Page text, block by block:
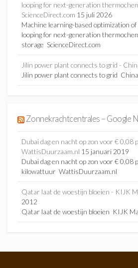
looping for next-generation
ScienceDirect.com 15 juli 2026
Machine learning-based optimization
looping for next-generation
storage ScienceDirect.com
Jilin power plant connects to grid -
Jilin power plant connects to grid
Zonnekrachtcentrales – Google
Dubai dag en nacht op zon voor € 0,08
WattisDuurzaam.nl 15 januari 2019
Dubai dag en nacht op zon voor € 0,08
kilowattuur WattisDuurzaam.nl
Qatar laat de woestijn bloeien - KIJK
2012
Qatar laat de woestijn bloeien KIJK